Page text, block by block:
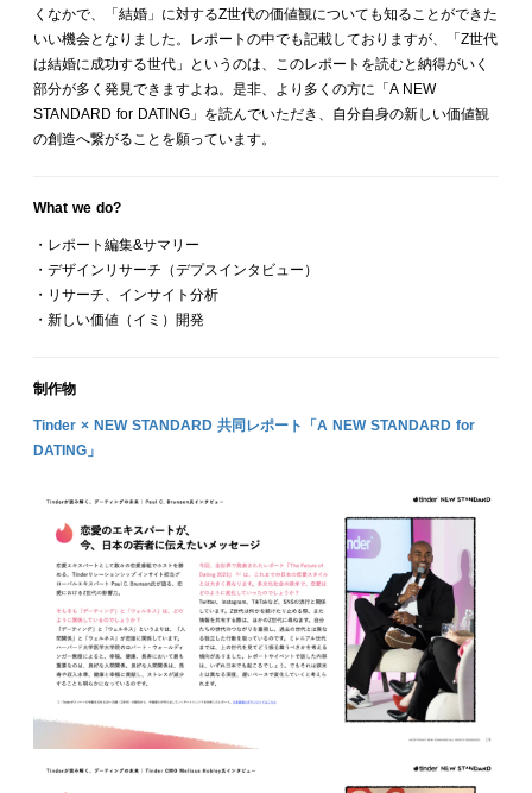
くなかで、「結婚」に対するZ世代の価値観についても知ることができた
いい機会となりました。レポートの中でも記載しておりますが、「Z世代
は結婚に成功する世代」というのは、このレポートを読むと納得がいく
部分が多く発見できますよね。是非、より多くの方に「A NEW
STANDARD for DATING」を読んでいただき、自分自身の新しい価値観
の創造へ繋がることを願っています。
What we do?
・レポート編集&サマリー
・デザインリサーチ（デプスインタビュー）
・リサーチ、インサイト分析
・新しい価値（イミ）開発
制作物
Tinder × NEW STANDARD 共同レポート「A NEW STANDARD for
DATING」